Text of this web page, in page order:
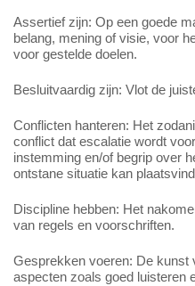
Assertief zijn: Op een goede
belang, mening of visie, voor
voor gestelde doelen.
Besluitvaardig zijn: Vlot de
Conflicten hanteren: Het
conflict dat escalatie wordt
instemming en/of begrip over
ontstane situatie kan
Discipline hebben: Het
van regels en voorschriften.
Gesprekken voeren: De kunst
aspecten zoals goed luisteren